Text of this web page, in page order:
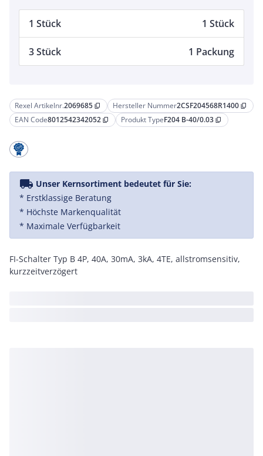
Rexel Artikelnr.2069685 content_copy Hersteller Nummer2CSF204568R1400 content_copy
EAN Code8012542342052 content_copy Produkt TypeF204 B-40/0.03 content_copy
local_shipping Unser Kernsortiment bedeutet für Sie:
* Erstklassige Beratung
* Höchste Markenqualität
* Maximale Verfügbarkeit
FI-Schalter Typ B 4P, 40A, 30mA, 3kA, 4TE, allstromsensitiv,
kurzzeitverzögert
1 Stück 1 Stück
3 Stück 1 Packung